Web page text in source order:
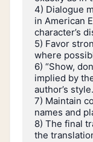
4) Dialogue
in American
character’s
5) Favor
where
6) “Show,
implied by
author’s style.
7) Maintain
names and
8) The final
the